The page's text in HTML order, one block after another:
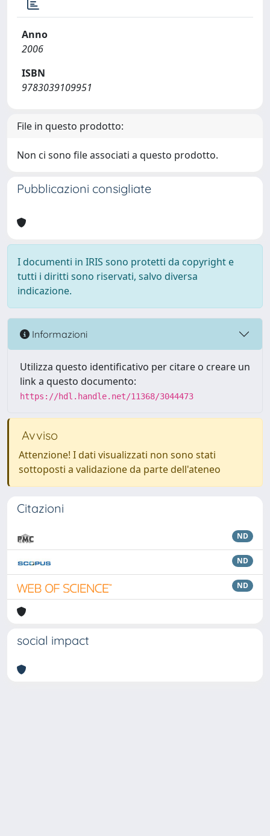
Anno
2006
ISBN
9783039109951
File in questo prodotto:
Non ci sono file associati a questo prodotto.
Pubblicazioni consigliate
I documenti in IRIS sono protetti da copyright e
tutti i diritti sono riservati, salvo diversa
indicazione.
Informazioni
Utilizza questo identificativo per citare o creare un
link a questo documento:
https://hdl.handle.net/11368/3044473
Avviso
Attenzione! I dati visualizzati non sono stati
sottoposti a validazione da parte dell'ateneo
Citazioni
ND
ND
ND
social impact